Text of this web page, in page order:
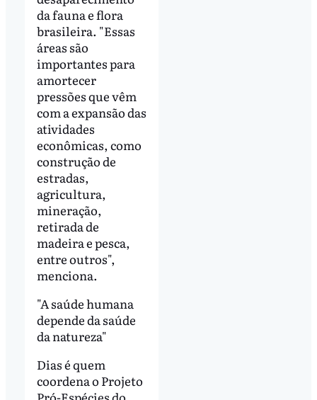
da fauna e flora
brasileira. "Essas
áreas são
importantes para
amortecer
pressões que vêm
com a expansão das
atividades
econômicas, como
construção de
estradas,
agricultura,
mineração,
retirada de
madeira e pesca,
entre outros",
menciona.
"A saúde humana
depende da saúde
da natureza"
Dias é quem
coordena o Projeto